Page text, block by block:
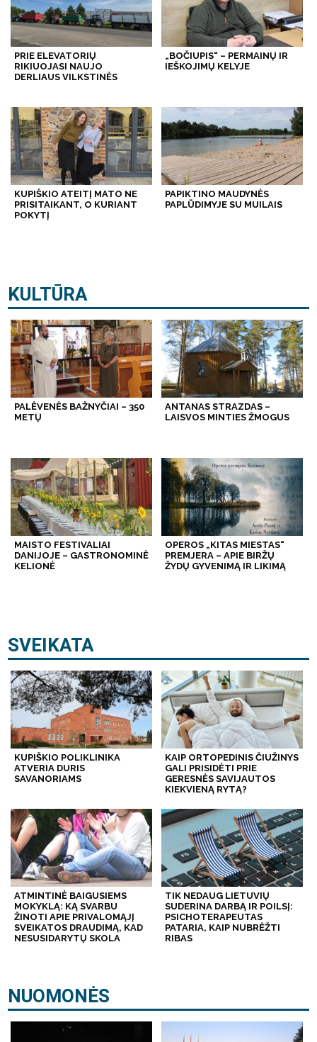
PRIE ELEVATORIŲ
RIKIUOJASI NAUJO
DERLIAUS VILKSTINĖS
„BOČIUPIS“ – PERMAINŲ IR
IEŠKOJIMŲ KELYJE
KUPIŠKIO ATEITĮ MATO NE
PRISITAIKANT, O KURIANT
POKYTĮ
PAPIKTINO MAUDYNĖS
PAPLŪDIMYJE SU MUILAIS
KULTŪRA
PALĖVENĖS BAŽNYČIAI – 350
METŲ
ANTANAS STRAZDAS –
LAISVOS MINTIES ŽMOGUS
MAISTO FESTIVALIAI
DANIJOJE – GASTRONOMINĖ
KELIONĖ
OPEROS „KITAS MIESTAS“
PREMJERA – APIE BIRŽŲ
ŽYDŲ GYVENIMĄ IR LIKIMĄ
SVEIKATA
KUPIŠKIO POLIKLINIKA
ATVERIA DURIS
SAVANORIAMS
KAIP ORTOPEDINIS ČIUŽINYS
GALI PRISIDĖTI PRIE
GERESNĖS SAVIJAUTOS
KIEKVIENĄ RYTĄ?
ATMINTINĖ BAIGUSIEMS
MOKYKLĄ: KĄ SVARBU
ŽINOTI APIE PRIVALOMĄJĮ
SVEIKATOS DRAUDIMĄ, KAD
NESUSIDARYTŲ SKOLA
TIK NEDAUG LIETUVIŲ
SUDERINA DARBĄ IR POILSĮ:
PSICHOTERAPEUTAS
PATARIA, KAIP NUBRĖŽTI
RIBAS
NUOMONĖS